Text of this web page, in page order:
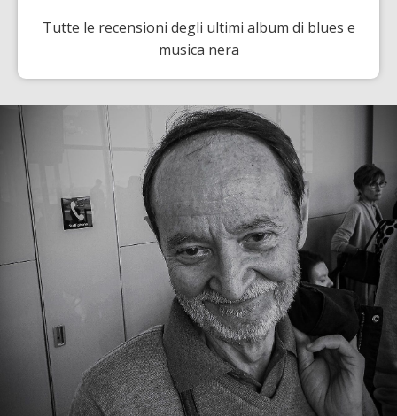
Tutte le recensioni degli ultimi album di blues e
musica nera